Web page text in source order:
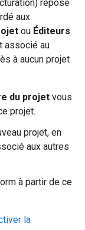
repose
aux
ou Éditeurs
associé au
à aucun projet
du projet vous
projet.
projet, en
aux autres
à partir de ce
la